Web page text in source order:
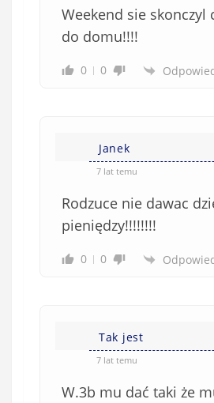
Weekend sie skonczyl
do domu!!!!
0 0
Janek
7 lat temu
Rodzuce nie dawac
pieniędzy!!!!!!!!
0 0
Tak jest
7 lat temu
W.3b mu dać taki że